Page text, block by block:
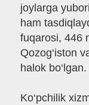
joylarga
ham
fuqarosi, 446
Qozog‘iston
halok bo‘lgan.
Ko‘pchilik